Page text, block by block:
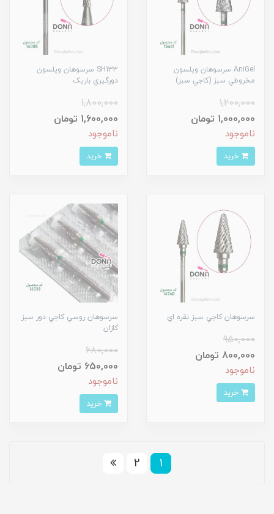
AniGel سرسوهان ويلسون
مخروطي سبز (کاجي سبز)
1,200,000
1,000,000 تومان
ناموجود
SH133 سرسوهان ويلسون
دورگيري باريک
1,800,000
1,600,000 تومان
ناموجود
سرسوهان کاجي سبز نقره اي
950,000
800,000 تومان
ناموجود
سرسوهان روسي کاجي دور سبز
کازان
680,000
650,000 تومان
ناموجود
1
2